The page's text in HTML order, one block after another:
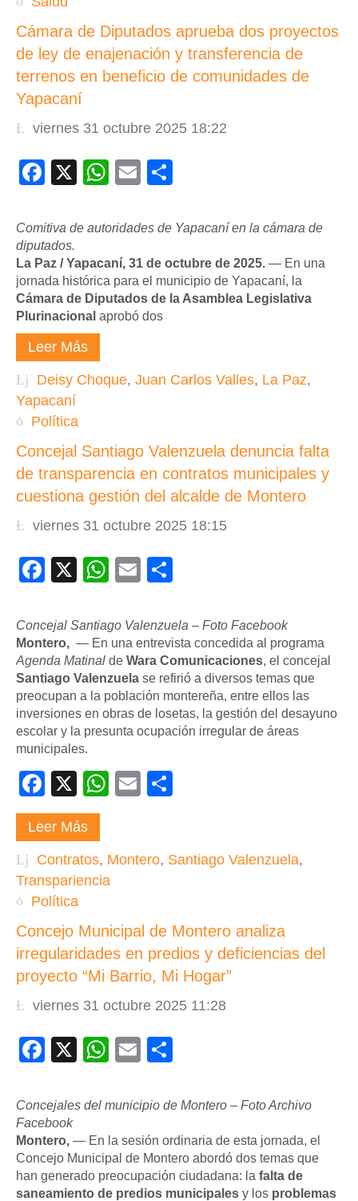
Cámara de Diputados aprueba dos proyectos
de ley de enajenación y transferencia de
terrenos en beneficio de comunidades de
Yapacaní
viernes 31 octubre 2025 18:22
Facebook
X WhatsApp
Email
Comitiva de autoridades de Yapacaní en la cámara de
diputados.
La Paz / Yapacaní, 31 de octubre de 2025. — En una
jornada histórica para el municipio de Yapacaní, la
Cámara de Diputados de la Asamblea Legislativa
Plurinacional aprobó dos
Leer Más
Deisy Choque, Juan Carlos Valles, La Paz,
Yapacaní
Política
Concejal Santiago Valenzuela denuncia falta
de transparencia en contratos municipales y
cuestiona gestión del alcalde de Montero
viernes 31 octubre 2025 18:15
Facebook
X WhatsApp
Email
Concejal Santiago Valenzuela – Foto Facebook
Montero, — En una entrevista concedida al programa
Agenda Matinal de Wara Comunicaciones, el concejal
Santiago Valenzuela se refirió a diversos temas que
preocupan a la población montereña, entre ellos las
inversiones en obras de losetas, la gestión del desayuno
escolar y la presunta ocupación irregular de áreas
municipales.
Facebook
X WhatsApp
Email
Leer Más
Contratos, Montero, Santiago Valenzuela,
Transpariencia
Política
Concejo Municipal de Montero analiza
irregularidades en predios y deficiencias del
proyecto “Mi Barrio, Mi Hogar”
viernes 31 octubre 2025 11:28
Facebook
X WhatsApp
Email
Concejales del municipio de Montero – Foto Archivo
Facebook
Montero, — En la sesión ordinaria de esta jornada, el
Concejo Municipal de Montero abordó dos temas que
han generado preocupación ciudadana: la falta de
saneamiento de predios municipales y los problemas